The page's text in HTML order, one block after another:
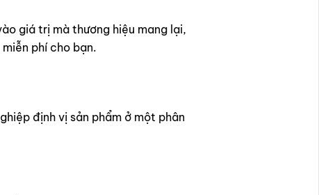
giá trị mà thương hiệu mang lại,
phí cho bạn.
định vị sản phẩm ở một phân